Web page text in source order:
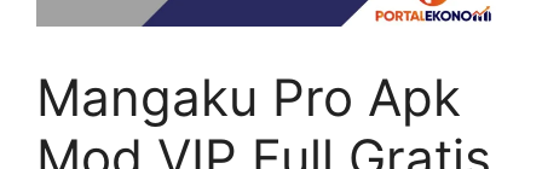
Mangaku Pro Apk